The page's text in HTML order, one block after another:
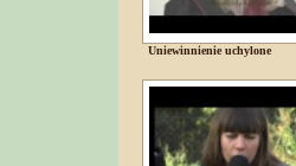
Uniewinnienie uchylone